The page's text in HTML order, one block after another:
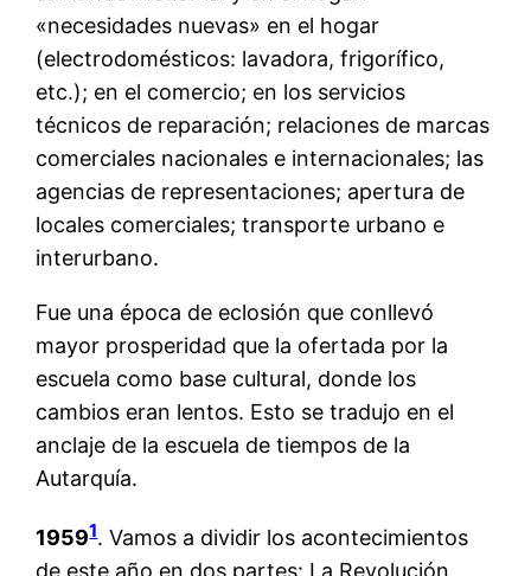
«necesidades nuevas» en el hogar
(electrodomésticos: lavadora, frigorífico,
etc.); en el comercio; en los servicios
técnicos de reparación; relaciones de marcas
comerciales nacionales e internacionales; las
agencias de representaciones; apertura de
locales comerciales; transporte urbano e
interurbano.
Fue una época de eclosión que conllevó
mayor prosperidad que la ofertada por la
escuela como base cultural, donde los
cambios eran lentos. Esto se tradujo en el
anclaje de la escuela de tiempos de la
Autarquía.
19591. Vamos a dividir los acontecimientos
de este año en dos partes: La Revolución